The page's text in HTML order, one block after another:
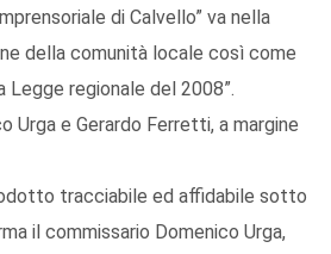
di Calvello” va nella
della comunità locale così come
regionale del 2008”.
Urga e Gerardo Ferretti, a margine
tracciabile ed affidabile sotto
il commissario Domenico Urga,